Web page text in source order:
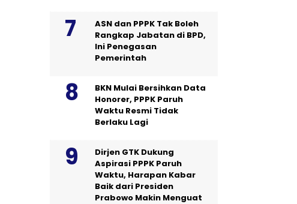
ASN dan PPPK Tak Boleh
Rangkap Jabatan di BPD,
Ini Penegasan
Pemerintah
BKN Mulai Bersihkan Data
Honorer, PPPK Paruh
Waktu Resmi Tidak
Berlaku Lagi
Dirjen GTK Dukung
Aspirasi PPPK Paruh
Waktu, Harapan Kabar
Baik dari Presiden
Prabowo Makin Menguat